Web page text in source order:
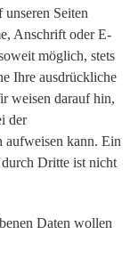
Seiten
Anschrift oder E-
möglich, stets
Ihre ausdrückliche
weisen darauf hin,
der
kann. Ein
Dritte ist nicht
Daten wollen